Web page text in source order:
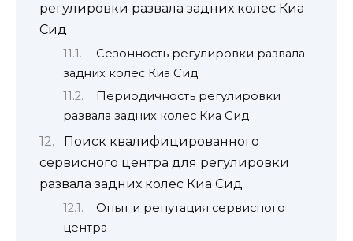
регулировки развала задних колес Киа
Сид
Сезонность регулировки развала
задних колес Киа Сид
Периодичность регулировки
развала задних колес Киа Сид
Поиск квалифицированного
сервисного центра для регулировки
развала задних колес Киа Сид
Опыт и репутация сервисного
центра